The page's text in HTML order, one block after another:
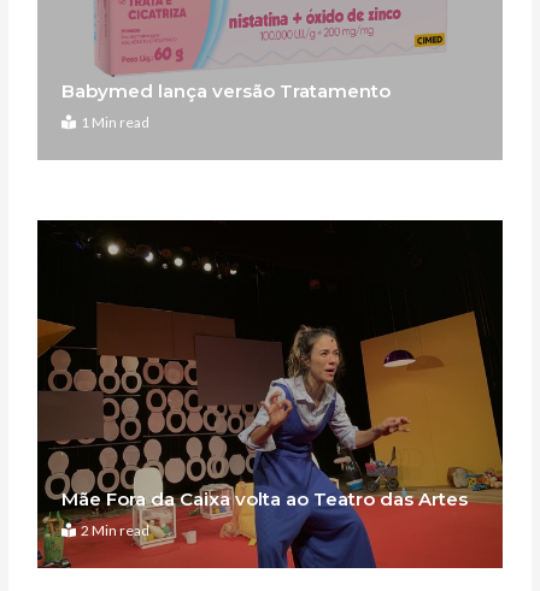
Babymed lança versão Tratamento
1 Min read
Mãe Fora da Caixa volta ao Teatro das Artes
2 Min read